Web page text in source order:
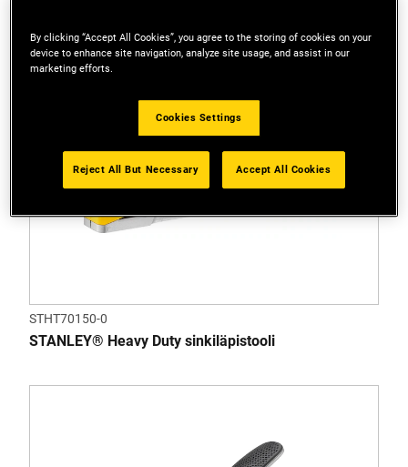
STHT70150-0
STANLEY® Heavy Duty sinkiläpistooli
By clicking “Accept All Cookies”, you agree to the storing of cookies on your
device to enhance site navigation, analyze site usage, and assist in our
marketing efforts.
Cookies Settings
Reject All But Necessary Accept All Cookies